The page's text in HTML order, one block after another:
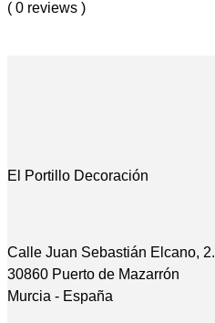
( 0 reviews )
El Portillo Decoración
Calle Juan Sebastián Elcano, 2.
30860 Puerto de Mazarrón
Murcia - España